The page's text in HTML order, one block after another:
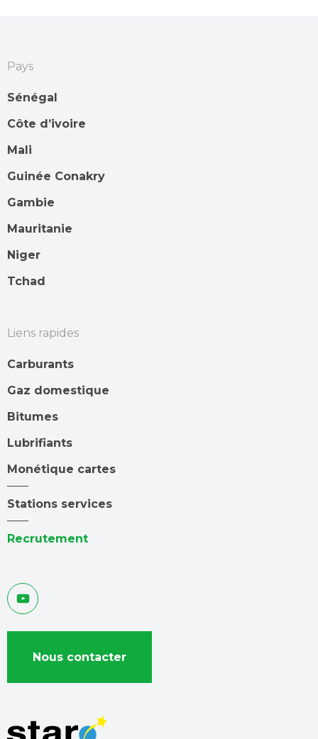
Pays
Sénégal
Côte d’ivoire
Mali
Guinée Conakry
Gambie
Mauritanie
Niger
Tchad
Liens rapides
Carburants
Gaz domestique
Bitumes
Lubrifiants
Monétique cartes
Stations services
Recrutement
Suivez-
nous
sur
Nous contacter